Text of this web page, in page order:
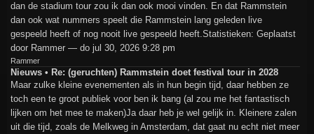
dan de stadium tour zou ik dan ook mooi vinden. En dat Rammstein
dan ook wat nummers speelt die Rammstein lang geleden live
gespeeld heeft of nog nooit live gespeeld heeft.Statistieken: Geplaatst
door Rammer — do jul 30, 2026 9:28 pm
Rammer
Nieuws • Re: (geruchten) Rammstein doet festival tour in 2028
Maar zulke kleine evenementen als in hun begin tijd, daar hebben ze
toch een te groot publiek voor ben ik bang (al zou me het fantastisch
lijken om het mee te maken)Ja daar heb je wel gelijk in. Kleinere zalen
uit die tijd, zoals de Melkweg in Amsterdam, dat gaat nu echt niet meer